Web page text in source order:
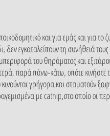
και για εμάς και για
δεν εγκαταλείπουν τη συνήθειά
του θηράματος και
παρά πάνω-κάτω, οπότε κινήστε
γρήγορα και σταματούν
με catnip,στο οποίο οι